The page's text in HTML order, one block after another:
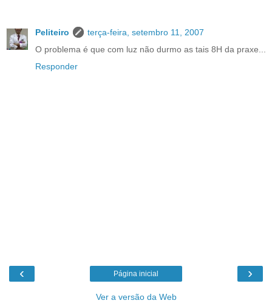
Peliteiro
terça-feira, setembro 11, 2007
O problema é que com luz não durmo as tais 8H da praxe...
Responder
‹ ›
Página inicial
Ver a versão da Web